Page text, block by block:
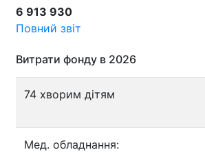
6 913 930
Повний звіт
Витрати фонду в 2026
74 хворим дітям
Мед. обладнання: